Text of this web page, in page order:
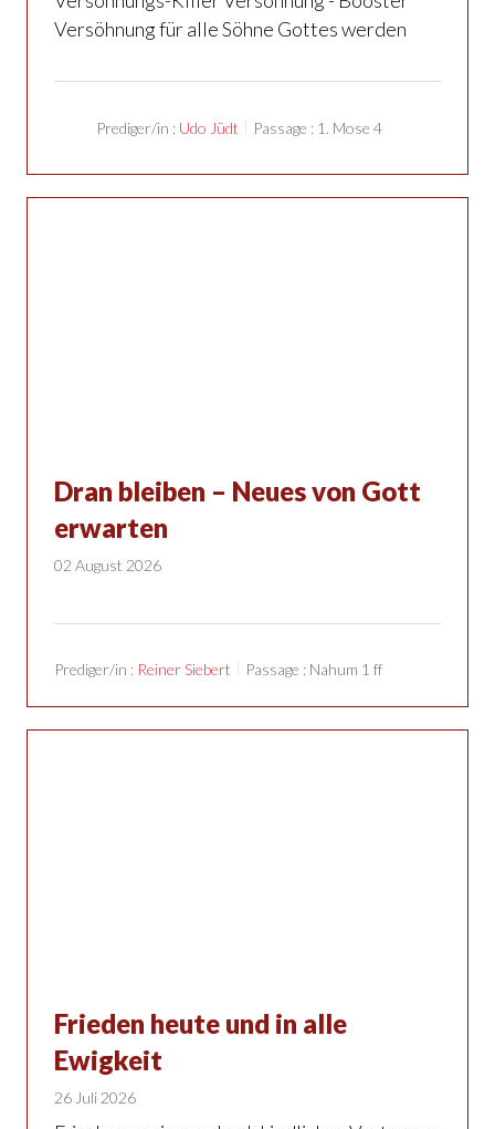
Versöhnung für alle Söhne Gottes werden
Prediger/in : Udo Jüdt Passage : 1. Mose 4
Dran bleiben – Neues von Gott
erwarten
02 August 2026
Prediger/in : Reiner Siebert Passage : Nahum 1 ff
Frieden heute und in alle
Ewigkeit
26 Juli 2026